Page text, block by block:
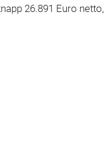
26.891 Euro